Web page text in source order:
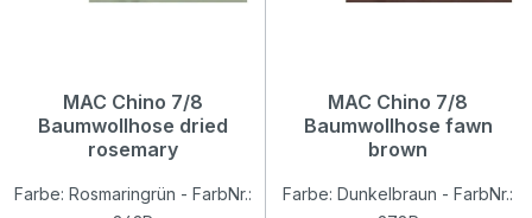
MAC Chino 7/8
Baumwollhose dried
rosemary
Farbe: Rosmaringrün - FarbNr.:
MAC Chino 7/8
Baumwollhose fawn
brown
Farbe: Dunkelbraun - FarbNr.: